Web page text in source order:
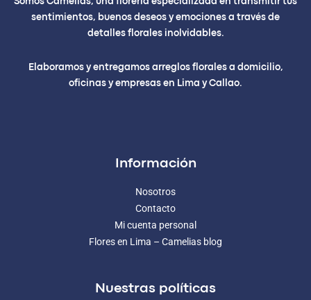
Somos Camelias, una florería especializada en transmitir tus
sentimientos, buenos deseos y emociones a través de
detalles florales inolvidables.
Elaboramos y entregamos arreglos florales a domicilio,
oficinas y empresas en Lima y Callao.
Información
Nosotros
Contacto
Mi cuenta personal
Flores en Lima – Camelias blog
Nuestras políticas